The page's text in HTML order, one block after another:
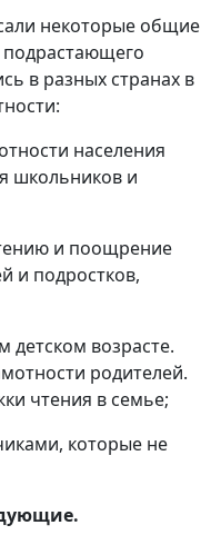
некоторые общие
в разных странах в
населения
школьников и
и поощрение
и подростков,
возрасте.
родителей.
чтения в семье;
которые не